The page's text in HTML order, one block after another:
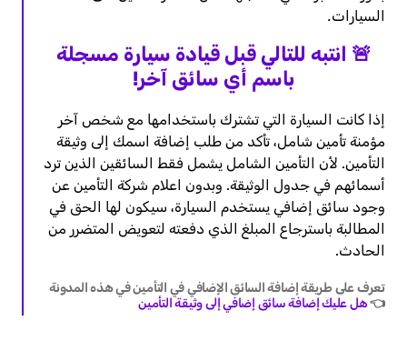
السيارات.
🚨 انتبه للتالي قبل قيادة سيارة مسجلة
باسم أي سائق آخر!
إذا كانت السيارة التي تشترك باستخدامها مع شخص آخر
مؤمنة تأمين شامل، تأكد من طلب إضافة اسمك إلى وثيقة
التأمين. لأن التأمين الشامل يشمل فقط السائقين الذين ترد
أسمائهم في جدول الوثيقة. وبدون اعلام شركة التأمين عن
وجود سائق إضافي يستخدم السيارة، سيكون لها الحق في
المطالبة باسترجاع المبلغ الذي دفعته لتعويض المتضرر من
الحادث.
تعرف على طريقة إضافة السائق الإضافي في التأمين في هذه المدونة
👈هل عليك إضافة سائق إضافي إلى وثيقة التأمين